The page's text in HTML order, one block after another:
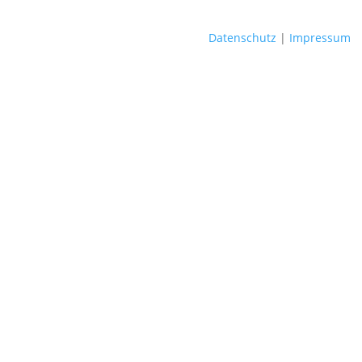
Datenschutz | Impressum